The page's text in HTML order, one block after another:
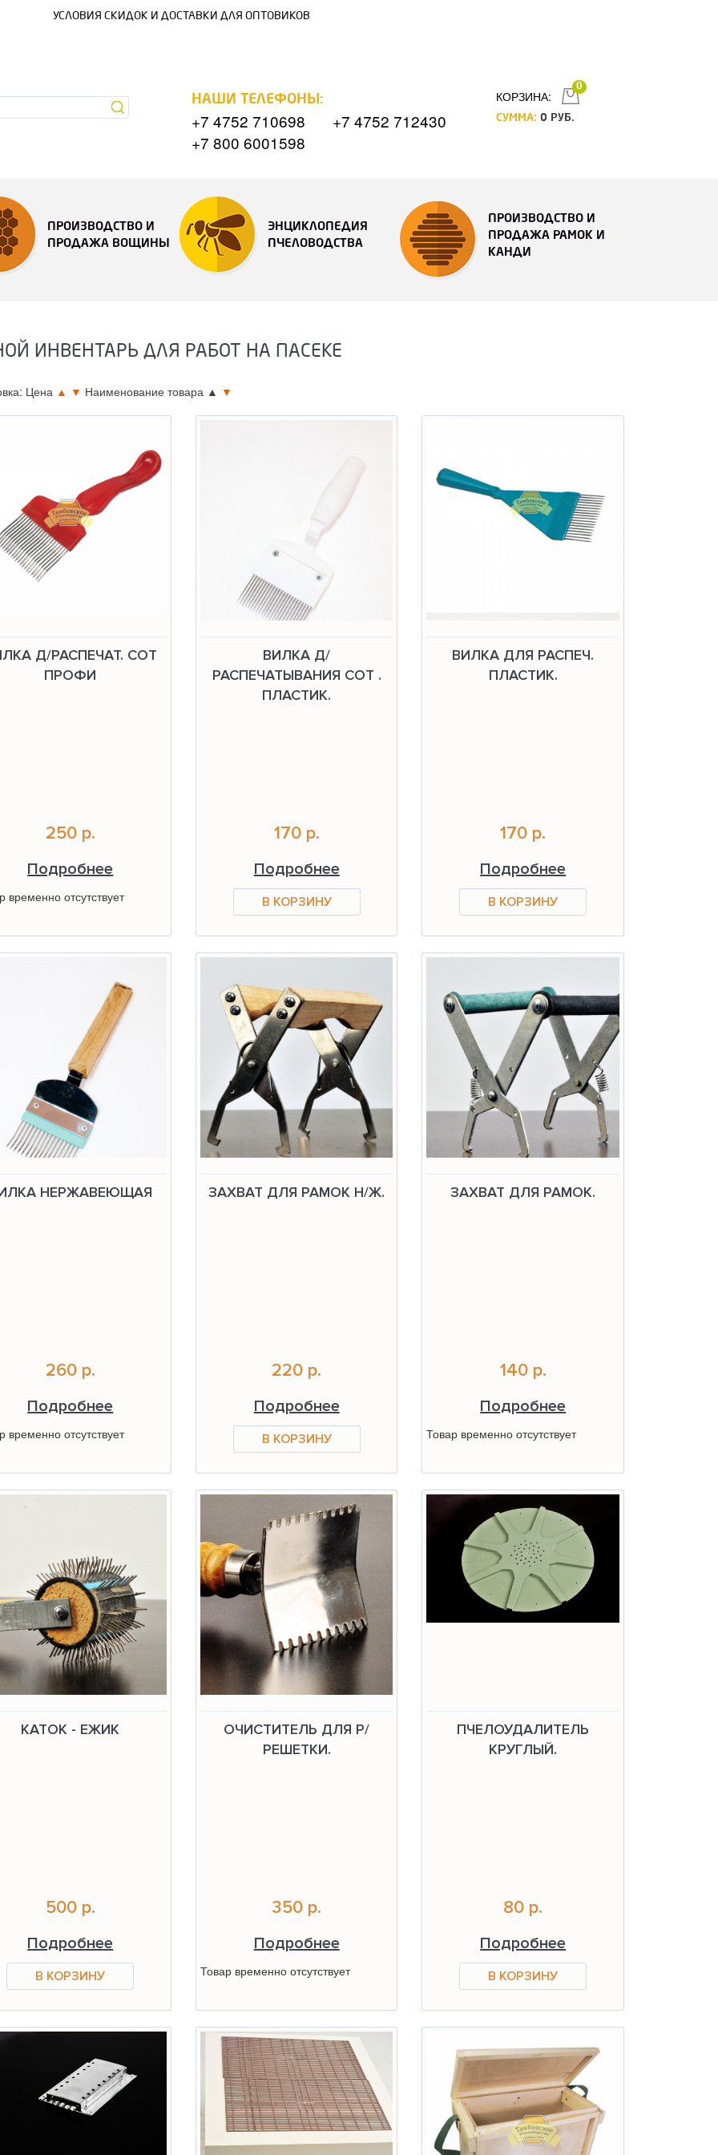
УСЛОВИЯ СКИДОК И ДОСТАВКИ ДЛЯ ОПТОВИКОВ
НАШИ ТЕЛЕФОНЫ:
+7 4752 710698
+7 4752 712430
+7 800 6001598
КОРЗИНА:
0
СУММА: 0 РУБ.
ПРОИЗВОДСТВО И
ПРОДАЖА ВОЩИНЫ
ЭНЦИКЛОПЕДИЯ
ПЧЕЛОВОДСТВА
ПРОИЗВОДСТВО И
ПРОДАЖА РАМОК И
КАНДИ
ИНВЕНТАРЬ ДЛЯ РАБОТ НА ПАСЕКЕ
Цена ▲ ▼ Наименование товара ▲ ▼
Д/РАСПЕЧАТ. СОТ
ПРОФИ
250 р.
Подробнее
временно отсутствует
ВИЛКА Д/
РАСПЕЧАТЫВАНИЯ СОТ .
ПЛАСТИК.
170 р.
Подробнее
ВИЛКА ДЛЯ РАСПЕЧ.
ПЛАСТИК.
170 р.
Подробнее
НЕРЖАВЕЮЩАЯ
260 р.
Подробнее
временно отсутствует
ЗАХВАТ ДЛЯ РАМОК Н/Ж.
220 р.
Подробнее
ЗАХВАТ ДЛЯ РАМОК.
140 р.
Подробнее
Товар временно отсутствует
КАТОК - ЕЖИК
500 р.
Подробнее
ОЧИСТИТЕЛЬ ДЛЯ Р/
РЕШЕТКИ.
350 р.
Подробнее
Товар временно отсутствует
ПЧЕЛОУДАЛИТЕЛЬ
КРУГЛЫЙ.
80 р.
Подробнее